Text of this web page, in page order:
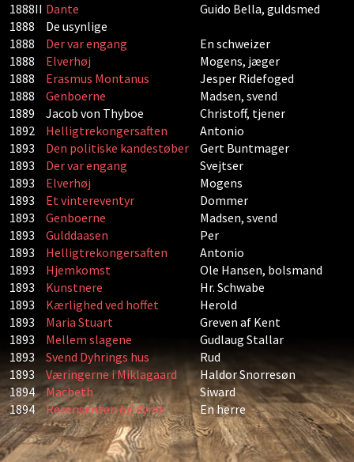
1888II Dante
Guido Bella, guldsmed
1888
De usynlige
1888
Der var engang
En schweizer
1888
Elverhøj
Mogens, jæger
1888
Erasmus Montanus
Jesper Ridefoged
1888
Genboerne
Madsen, svend
1889
Jacob von Thyboe
Christoff, tjener
1892
Helligtrekongersaften
Antonio
1893
Den politiske kandestøber
Gert Buntmager
1893
Der var engang
Svejtser
1893
Elverhøj
Mogens
1893
Et vintereventyr
Dommer
1893
Genboerne
Madsen, svend
1893
Gulddaasen
Per
1893
Helligtrekongersaften
Antonio
1893
Hjemkomst
Ole Hansen, bolsmand
1893
Kunstnere
Hr. Schwabe
1893
Kærlighed ved hoffet
Herold
1893
Maria Stuart
Greven af Kent
1893
Mellem slagene
Gudlaug Stallar
1893
Svend Dyhrings hus
Rud
1893
Væringerne i Miklagaard
Haldor Snorresøn
1894
Macbeth
Siward
1894
Recensenten og dyret En herre